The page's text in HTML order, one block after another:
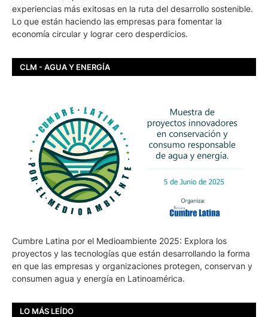
experiencias más exitosas en la ruta del desarrollo sostenible.
Lo que están haciendo las empresas para fomentar la
economía circular y lograr cero desperdicios.
CLM - AGUA Y ENERGÍA
Cumbre Latina por el Medioambiente 2025: Explora los
proyectos y las tecnologías que están desarrollando la forma
en que las empresas y organizaciones protegen, conservan y
consumen agua y energía en Latinoamérica.
LO MÁS LEÍDO